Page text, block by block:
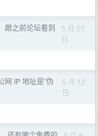
跟之前论坛看到
5 月 25
日
网 IP 地址是”伪
5 月 12
日